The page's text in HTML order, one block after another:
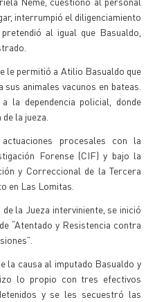
interrumpió el diligenciamiento
al igual que Basualdo,
le permitió a Atilio Basualdo que
animales vacunos en bateas.
la dependencia policial, donde
la jueza.
procesales con la
Forense (CIF) y bajo la
y Correccional de la Tercera
en Las Lomitas.
la Jueza interviniente, se inició
“Atentado y Resistencia contra
la causa al imputado Basualdo y
lo propio con tres efectivos
y se les secuestró las